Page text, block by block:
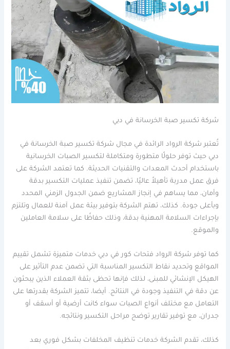
شركة تكسير صبة الخرسانة في دبي
تُعتبر شركة الرواد الرائدة في مجال شركة تكسير صبة الخرسانة في
دبي حيث توفر حلولًا متطورة ومتكاملة لتكسير الصبات الخرسانية
باستخدام أحدث المعدات والتقنيات الحديثة. كما تعتمد الشركة على
فرق عمل مدربة تأهيلاً عاليًا، تضمن تنفيذ عمليات التكسير بدقة
وأمان، مما يساهم في إنجاز المشاريع ضمن الجدول الزمني المحدد
وبأعلى جودة. كذلك، تهتم الشركة بتوفير بيئة عمل آمنة للعمال وتلتزم
بإجراءات السلامة المهنية بدقة، وذلك حفاظًا على سلامة العاملين
والموقع.
كما توفر شركة الرواد فتحات كور في دبي خدمات متميزة تشمل تقييم
المواقع وتحديد نقاط التكسير المناسبة التي تضمن عدم التأثير على
الهيكل الإنشائي للمبنى، لذلك فإنها تحظى بثقة العملاء الذين يبحثون
عن دقة في التنفيذ وجودة في النتائج. أيضا، تتميز الشركة بقدرتها على
التعامل مع مختلف أنواع الصبات سواء كانت أرضية أو أسقف أو
جدران، مع توفير تقارير توضح مراحل التكسير ونتائجه.
كذلك، تقدم الشركة خدمات تنظيف المخلفات بشكل فوري بعد